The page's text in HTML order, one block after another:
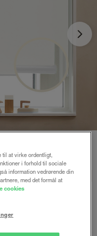
BASIC
Afsendes inden for 1-5 hverdage
til at virke ordentligt,
i forhold til sociale
information vedrørende din
med det formål at
cookies